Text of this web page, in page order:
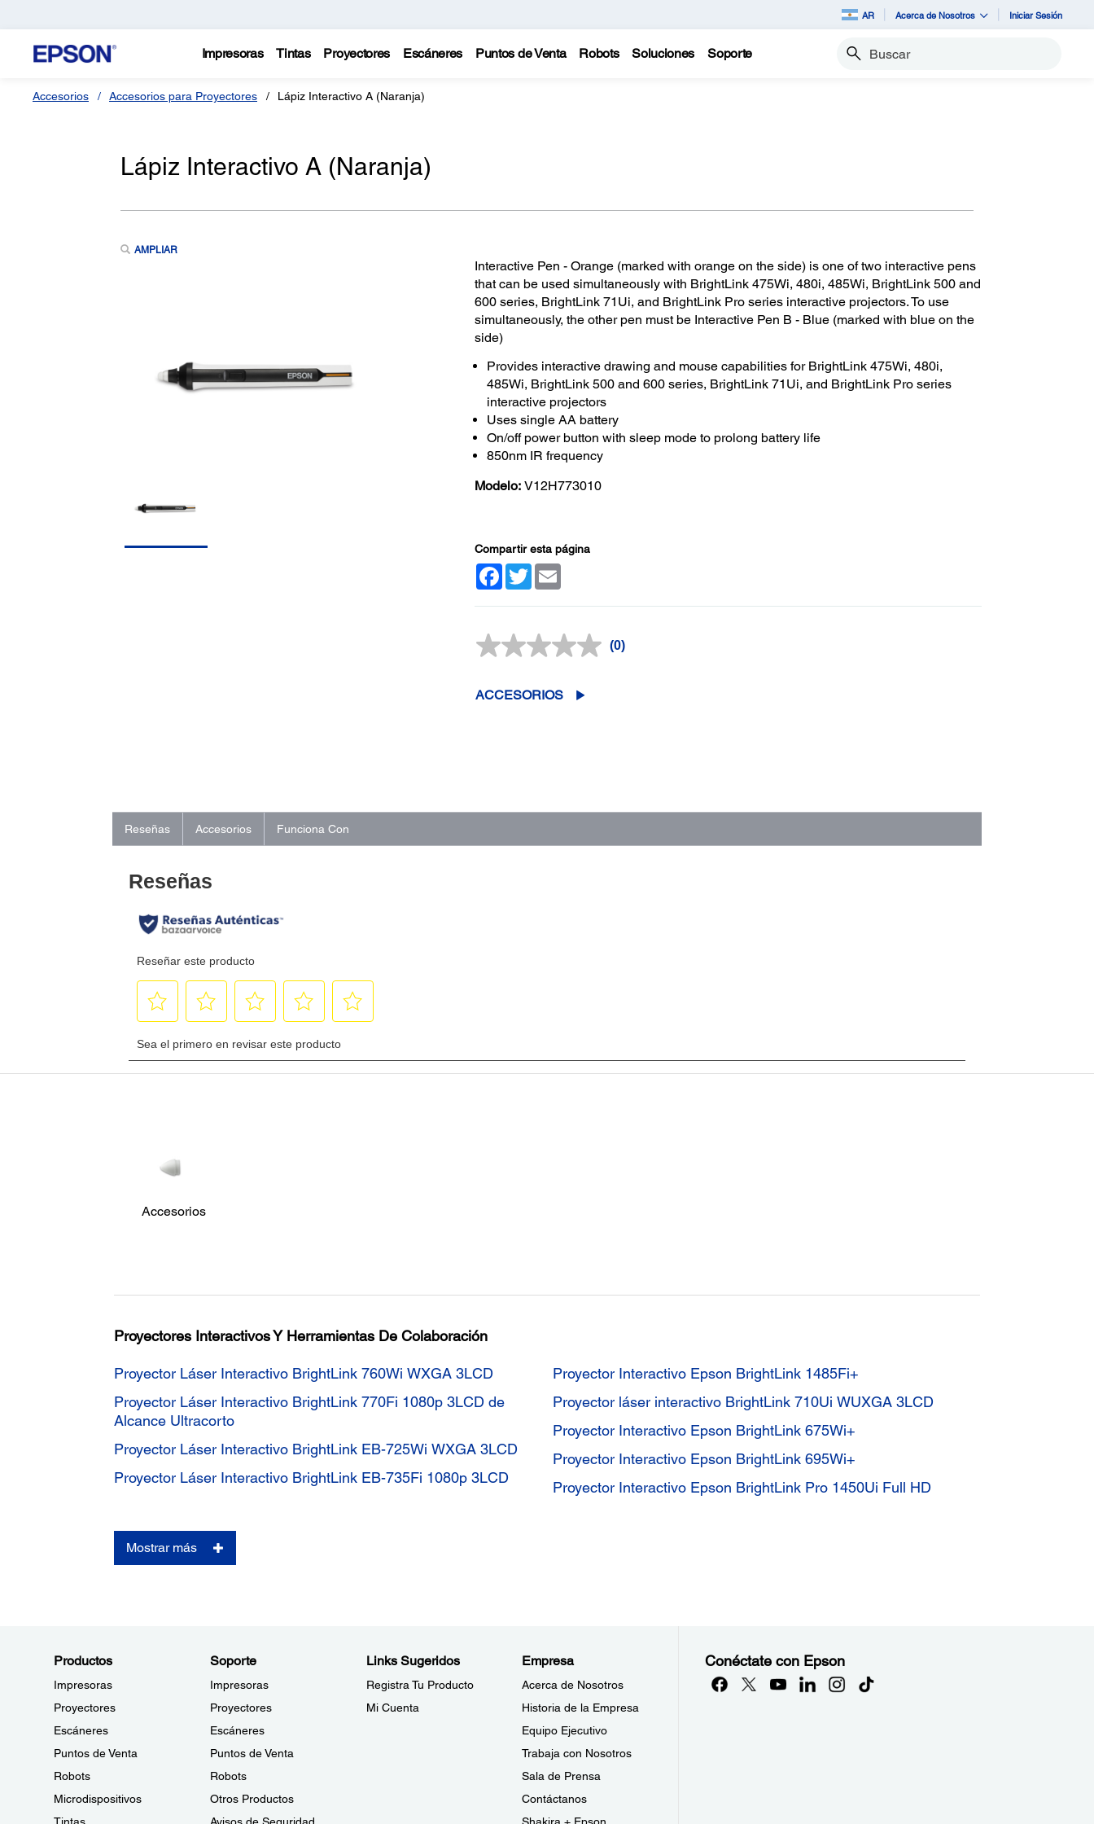
AR Acerca de Nosotros Iniciar Sesión
Impresoras Tintas Proyectores Escáneres Puntos de Venta Robots Soluciones Soporte Buscar
Accesorios Accesorios para Proyectores Lápiz Interactivo A (Naranja)
Lápiz Interactivo A (Naranja)
AMPLIAR
Interactive Pen - Orange (marked with orange on the side) is one of two interactive pens
that can be used simultaneously with BrightLink 475Wi, 480i, 485Wi, BrightLink 500 and
600 series, BrightLink 71Ui, and BrightLink Pro series interactive projectors. To use
simultaneously, the other pen must be Interactive Pen B - Blue (marked with blue on the
side)
Provides interactive drawing and mouse capabilities for BrightLink 475Wi, 480i,
485Wi, BrightLink 500 and 600 series, BrightLink 71Ui, and BrightLink Pro series
interactive projectors
Uses single AA battery
On/off power button with sleep mode to prolong battery life
850nm IR frequency
Modelo: V12H773010
Compartir esta página
Facebook
TwitterEmail
Sin
(0)
ACCESORIOS
Reseñas Accesorios Funciona Con
Accesorios
Proyectores Interactivos Y Herramientas De Colaboración
Proyector Láser Interactivo BrightLink 760Wi WXGA 3LCD
Proyector Láser Interactivo BrightLink 770Fi 1080p 3LCD de
Alcance Ultracorto
Proyector Láser Interactivo BrightLink EB-725Wi WXGA 3LCD
Proyector Láser Interactivo BrightLink EB-735Fi 1080p 3LCD
Proyector Interactivo Epson BrightLink 1485Fi+
Proyector láser interactivo BrightLink 710Ui WUXGA 3LCD
Proyector Interactivo Epson BrightLink 675Wi+
Proyector Interactivo Epson BrightLink 695Wi+
Proyector Interactivo Epson BrightLink Pro 1450Ui Full HD
Mostrar más
Productos
Impresoras
Proyectores
Escáneres
Puntos de Venta
Robots
Microdispositivos
Soporte
Impresoras
Proyectores
Escáneres
Puntos de Venta
Robots
Otros Productos
Links Sugeridos
Registra Tu Producto
Mi Cuenta
Empresa
Acerca de Nosotros
Historia de la Empresa
Equipo Ejecutivo
Trabaja con Nosotros
Sala de Prensa
Contáctanos
Conéctate con Epson